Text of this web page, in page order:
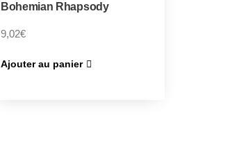
Bohemian Rhapsody
9,02€
Ajouter au panier